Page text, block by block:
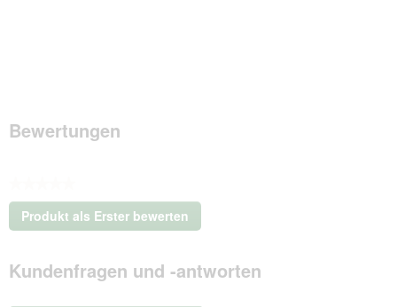
Bewertungen
Kein
Beurteilungswert
Produkt als Erster bewerten
.
dieser
Aktion
Kundenfragen und -antworten